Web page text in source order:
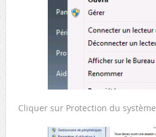
Cliquer sur Protection du système